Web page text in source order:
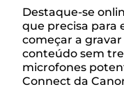
geral
Destaque-se
que precisa para
começar a
conteúdo sem
microfones
Connect da